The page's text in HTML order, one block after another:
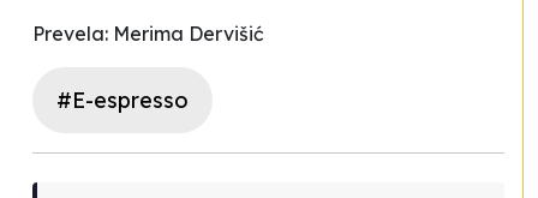
Prevela: Merima Dervišić
#E-espresso